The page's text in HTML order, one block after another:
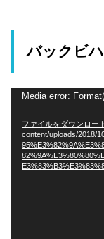
バックビ
プ
レ
ー
Media error:
ファイルをダウンロー
content/uploads/2018/